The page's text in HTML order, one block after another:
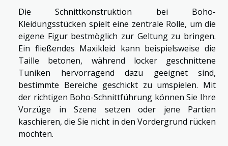
Die Schnittkonstruktion bei Boho-
Kleidungsstücken spielt eine zentrale Rolle, um die
eigene Figur bestmöglich zur Geltung zu bringen.
Ein fließendes Maxikleid kann beispielsweise die
Taille betonen, während locker geschnittene
Tuniken hervorragend dazu geeignet sind,
bestimmte Bereiche geschickt zu umspielen. Mit
der richtigen Boho-Schnittführung können Sie Ihre
Vorzüge in Szene setzen oder jene Partien
kaschieren, die Sie nicht in den Vordergrund rücken
möchten.